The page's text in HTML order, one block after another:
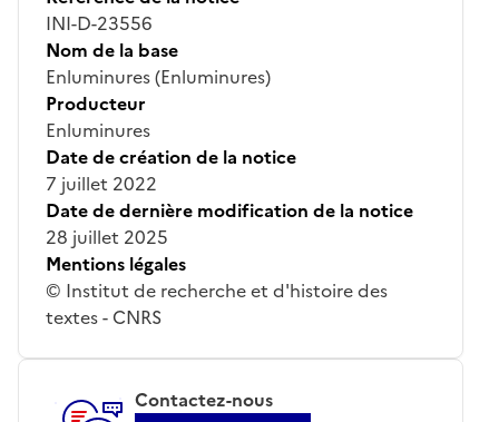
INI-D-23556
Nom de la base
Enluminures (Enluminures)
Producteur
Enluminures
Date de création de la notice
7 juillet 2022
Date de dernière modification de la notice
28 juillet 2025
Mentions légales
© Institut de recherche et d'histoire des
textes - CNRS
Contactez-nous